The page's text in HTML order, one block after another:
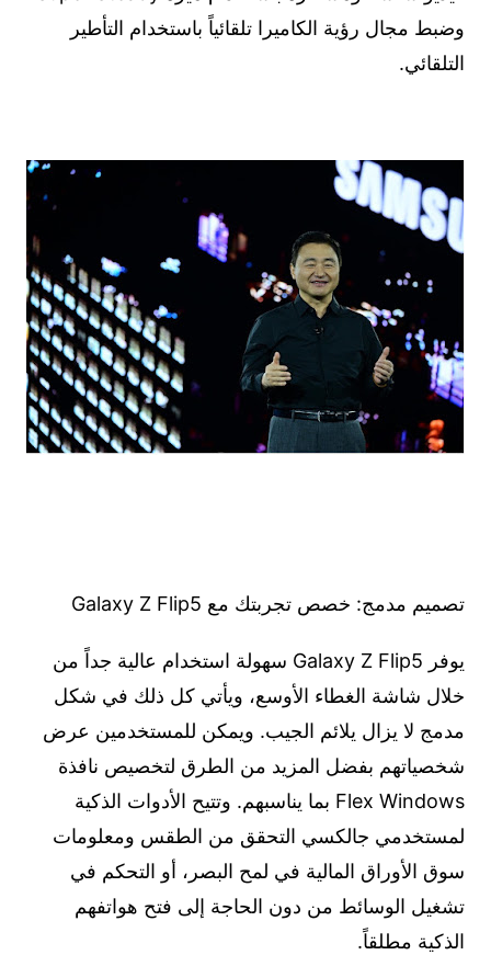
وضبط مجال رؤية الكاميرا تلقائياً باستخدام التأطير
التلقائي.
تصميم مدمج: خصص تجربتك مع Galaxy Z Flip5
يوفر Galaxy Z Flip5 سهولة استخدام عالية جداً من
خلال شاشة الغطاء الأوسع، ويأتي كل ذلك في شكل
مدمج لا يزال يلائم الجيب. ويمكن للمستخدمين عرض
شخصياتهم بفضل المزيد من الطرق لتخصيص نافذة
Flex Windows بما يناسبهم. وتتيح الأدوات الذكية
لمستخدمي جالكسي التحقق من الطقس ومعلومات
سوق الأوراق المالية في لمح البصر، أو التحكم في
تشغيل الوسائط من دون الحاجة إلى فتح هواتفهم
الذكية مطلقاً.